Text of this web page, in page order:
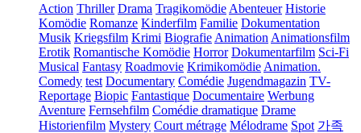
Action Thriller Drama Tragikomödie Abenteuer Historie
Komödie Romanze Kinderfilm Familie Dokumentation
Musik Kriegsfilm Krimi Biografie Animation Animationsfilm
Erotik Romantische Komödie Horror Dokumentarfilm Sci-Fi
Musical Fantasy Roadmovie Krimikomödie Animation.
Comedy test Documentary Comédie Jugendmagazin TV-
Reportage Biopic Fantastique Documentaire Werbung
Aventure Fernsehfilm Comédie dramatique Drame
Historienfilm Mystery Court métrage Mélodrame Spot 가족